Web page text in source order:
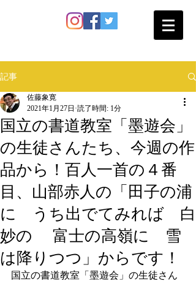
記事
国立の書道教室「墨遊会」
の生徒さんたち、今週の作
品から！百人一首の４番
目、山部赤人の「田子の浦
に うち出でてみれば 白
妙の 富士の高嶺に 雪
は降りつつ」からです！
佐藤象寛
2021年1月27日 読了時間: 1分
国立の書道教室「墨遊会」の生徒さん